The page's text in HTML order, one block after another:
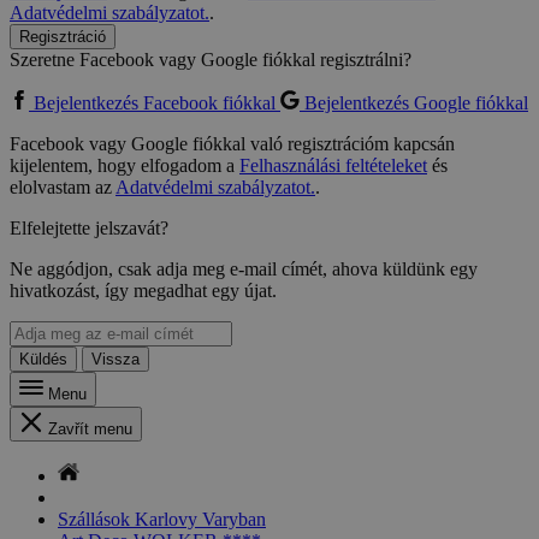
Adatvédelmi szabályzatot..
Regisztráció
Szeretne Facebook vagy Google fiókkal regisztrálni?
Bejelentkezés Facebook fiókkal
Bejelentkezés Google fiókkal
Facebook vagy Google fiókkal való regisztrációm kapcsán
kijelentem, hogy elfogadom a Felhasználási feltételeketés
elolvastam azAdatvédelmi szabályzatot..
Elfelejtette jelszavát?
Ne aggódjon, csak adja meg e-mail címét, ahova küldünk egy
hivatkozást, így megadhat egy újat.
Küldés
Vissza
Menu
Zavřít menu
Szállások Karlovy Varyban